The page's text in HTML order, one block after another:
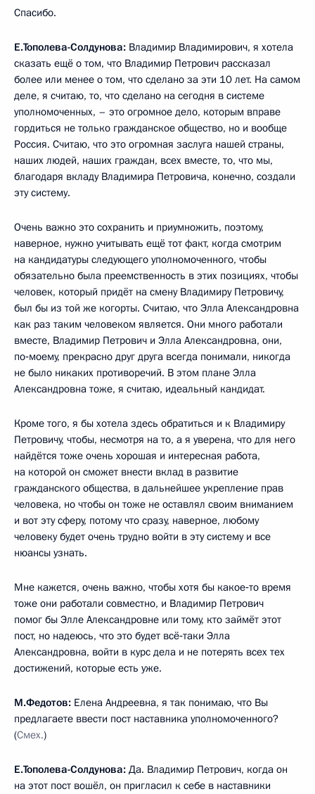
Спасибо.
Е.Тополева-Солдунова: Владимир Владимирович, я хотела
сказать ещё о том, что Владимир Петрович рассказал
более или менее о том, что сделано за эти 10 лет. На самом
деле, я считаю, то, что сделано на сегодня в системе
уполномоченных, – это огромное дело, которым вправе
гордиться не только гражданское общество, но и вообще
Россия. Считаю, что это огромная заслуга нашей страны,
наших людей, наших граждан, всех вместе, то, что мы,
благодаря вкладу Владимира Петровича, конечно, создали
эту систему.
Очень важно это сохранить и приумножить, поэтому,
наверное, нужно учитывать ещё тот факт, когда смотрим
на кандидатуры следующего уполномоченного, чтобы
обязательно была преемственность в этих позициях, чтобы
человек, который придёт на смену Владимиру Петровичу,
был бы из той же когорты. Считаю, что Элла Александровна
как раз таким человеком является. Они много работали
вместе, Владимир Петрович и Элла Александровна, они,
по‑моему, прекрасно друг друга всегда понимали, никогда
не было никаких противоречий. В этом плане Элла
Александровна тоже, я считаю, идеальный кандидат.
Кроме того, я бы хотела здесь обратиться и к Владимиру
Петровичу, чтобы, несмотря на то, а я уверена, что для него
найдётся тоже очень хорошая и интересная работа,
на которой он сможет внести вклад в развитие
гражданского общества, в дальнейшее укрепление прав
человека, но чтобы он тоже не оставлял своим вниманием
и вот эту сферу, потому что сразу, наверное, любому
человеку будет очень трудно войти в эту систему и все
нюансы узнать.
Мне кажется, очень важно, чтобы хотя бы какое‑то время
тоже они работали совместно, и Владимир Петрович
помог бы Элле Александровне или тому, кто займёт этот
пост, но надеюсь, что это будет всё‑таки Элла
Александровна, войти в курс дела и не потерять всех тех
достижений, которые есть уже.
М.Федотов: Елена Андреевна, я так понимаю, что Вы
предлагаете ввести пост наставника уполномоченного?
(Смех.)
Е.Тополева-Солдунова: Да. Владимир Петрович, когда он
на этот пост вошёл, он пригласил к себе в наставники